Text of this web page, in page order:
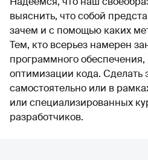
выяснить, что собой
зачем и с помощью каких
Тем, кто всерьез намерен
программного
оптимизации кода. Сделать
самостоятельно или в
или специализированных
разработчиков.